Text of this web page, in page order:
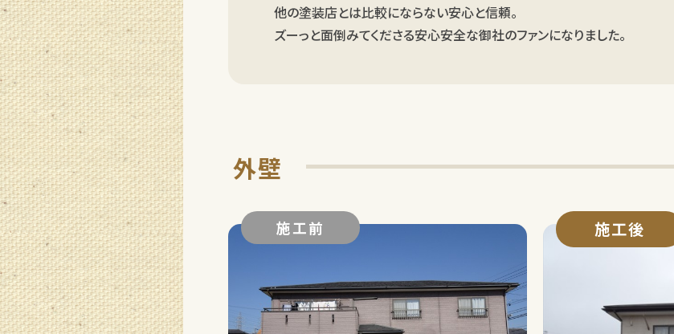
他の塗装店とは比較にならない安心と信頼。
ズーっと面倒みてくださる安心安全な御社のファンになりました。
外壁
施工前 施工後